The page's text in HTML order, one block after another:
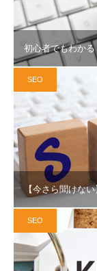
初心者でもわか
SEO
【今さら聞けな
SEO